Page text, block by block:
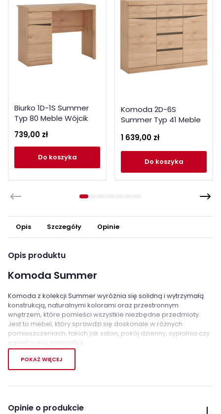
Biurko 1D-1S Summer
Typ 80 Meble Wójcik
739,00 zł
do koszyka
Komoda 2D-6S
Summer Typ 41 Meble
Summer
1 639,00 zł
do koszyka
Opis Szczegóły Opinie
Opis produktu
Komoda Summer
Komoda z kolekcji Summer wyróżnia się solidną i wytrzymałą
konstrukcją, naturalnymi kolorami oraz przestronnym
wnętrzem, które pomieści wszystkie niezbędne przedmioty.
Jest to mebel, który sprawdzi się doskonale w różnych
pomieszczeniach, takich jak salon, pokój dzienny, sypialnia czy
nawet pokój nastolatka.
Komoda ta oferuje cztery pojemne półki i praktyczną, długą
szufladę, która jest idealna do przechowywania drobiazgów.
który łączy w sobie funkcjonalność i estetykę, idealnie pasujący
POKAŻ WIĘCEJ
Opinie o produkcie